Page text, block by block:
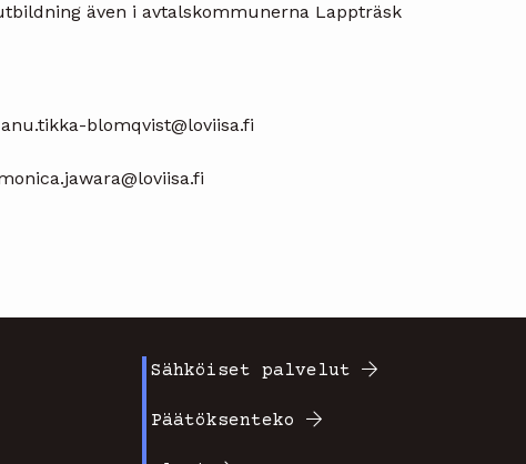
även i avtalskommunerna Lappträsk
blomqvist@loviisa.fi
Footer
Sähköiset palvelut
Päätöksenteko